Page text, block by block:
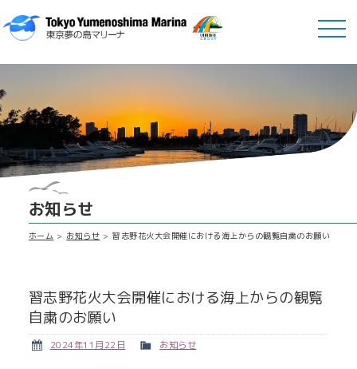
お知らせ
ホーム お知らせ 習志野花火大会開催における海上からの観覧自粛のお願い
習志野花火大会開催における海上からの観覧
自粛のお願い
2024年11月22日 お知らせ